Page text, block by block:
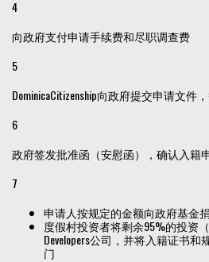
4
向政府支付申请手续费和尽职调查费
5
DominicaCitizenship向政府提交申请文件
6
政府签发批准函（安慰函），确认入籍
7
申请人按规定的金额向政府基金
度假村投资者将剩余95%的投资
Developers公司，并将入籍证书
门